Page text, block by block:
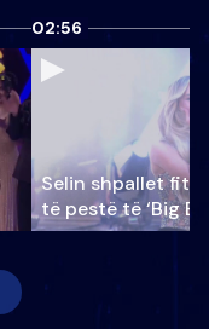
02:56
Selin shpallet
të pestë të ‘Big